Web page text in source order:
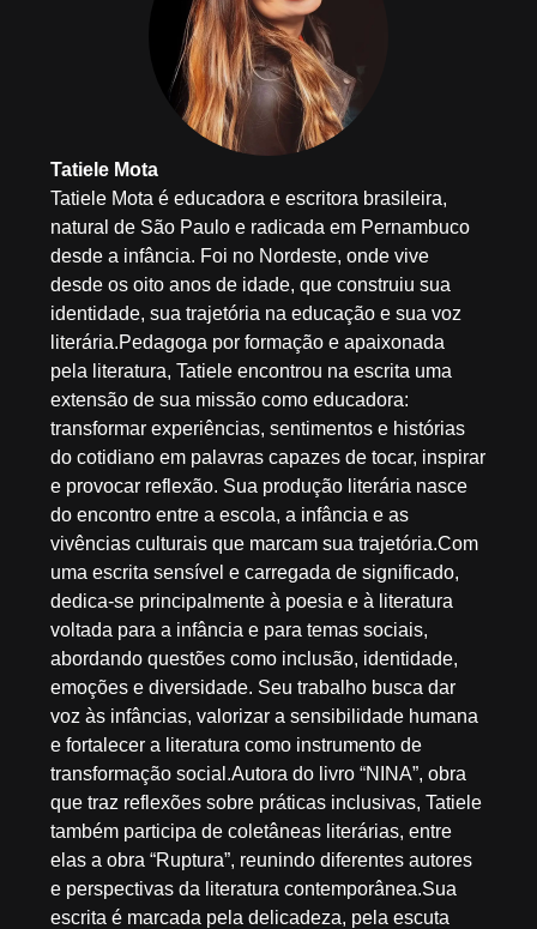
Tatiele Mota
Tatiele Mota é educadora e escritora brasileira,
natural de São Paulo e radicada em Pernambuco
desde a infância. Foi no Nordeste, onde vive
desde os oito anos de idade, que construiu sua
identidade, sua trajetória na educação e sua voz
literária.Pedagoga por formação e apaixonada
pela literatura, Tatiele encontrou na escrita uma
extensão de sua missão como educadora:
transformar experiências, sentimentos e histórias
do cotidiano em palavras capazes de tocar, inspirar
e provocar reflexão. Sua produção literária nasce
do encontro entre a escola, a infância e as
vivências culturais que marcam sua trajetória.Com
uma escrita sensível e carregada de significado,
dedica-se principalmente à poesia e à literatura
voltada para a infância e para temas sociais,
abordando questões como inclusão, identidade,
emoções e diversidade. Seu trabalho busca dar
voz às infâncias, valorizar a sensibilidade humana
e fortalecer a literatura como instrumento de
transformação social.Autora do livro “NINA”, obra
que traz reflexões sobre práticas inclusivas, Tatiele
também participa de coletâneas literárias, entre
elas a obra “Ruptura”, reunindo diferentes autores
e perspectivas da literatura contemporânea.Sua
escrita é marcada pela delicadeza, pela escuta